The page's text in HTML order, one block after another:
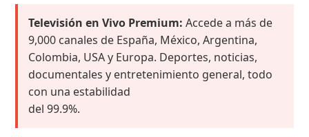
Televisión en Vivo Premium: Accede a más de
9,000 canales de España, México, Argentina,
Colombia, USA y Europa. Deportes, noticias,
documentales y entretenimiento general, todo
con una estabilidad
del 99.9%.